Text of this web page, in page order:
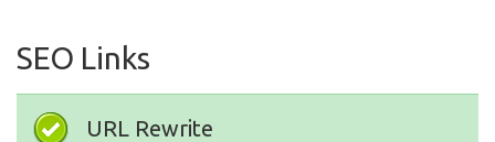
SEO Links
URL Rewrite